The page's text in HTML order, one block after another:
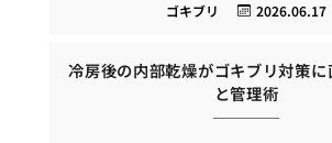
2026.06.17
ゴキブリ
冷房後の内部乾燥がゴキブリ対策に
と管理術